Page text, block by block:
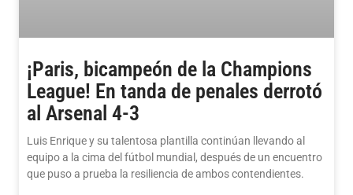
¡Paris, bicampeón de la Champions
League! En tanda de penales derrotó
al Arsenal 4-3
Luis Enrique y su talentosa plantilla continúan llevando al
equipo a la cima del fútbol mundial, después de un encuentro
que puso a prueba la resiliencia de ambos contendientes.